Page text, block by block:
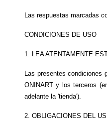
Las respuestas marcadas
CONDICIONES DE USO
1. LEA ATENTAMENTE
Las presentes condiciones
ONINART y los terceros
adelante la 'tienda').
2. OBLIGACIONES DEL